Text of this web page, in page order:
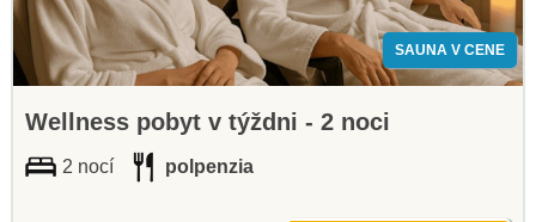
SAUNA V CENE
Wellness pobyt v týždni - 2 noci
2 nocí polpenzia